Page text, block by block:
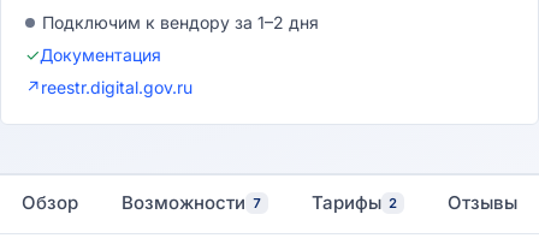
Подключим к вендору за 1–2 дня
✓Документация
↗reestr.digital.gov.ru
Обзор Возможности 7 Тарифы 2 Отзывы